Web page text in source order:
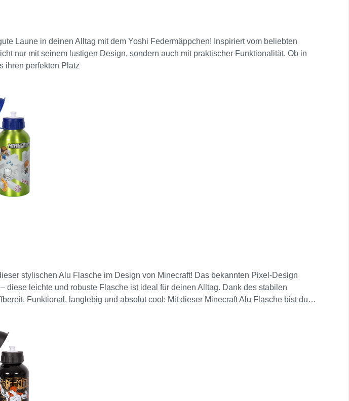
Laune in deinen Alltag mit dem Yoshi Federmäppchen! Inspiriert vom beliebten
nur mit seinem lustigen Design, sondern auch mit praktischer Funktionalität. Ob in
ihren perfekten Platz
stylischen Alu Flasche im Design von Minecraft! Das bekannten Pixel-Design
diese leichte und robuste Flasche ist ideal für deinen Alltag. Dank des stabilen
Funktional, langlebig und absolut cool: Mit dieser Minecraft Alu Flasche bist du